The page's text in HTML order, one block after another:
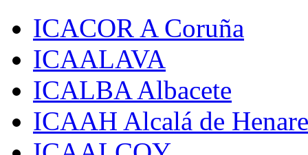
ICACOR A Coruña
ICAALAVA
ICALBA Albacete
ICAAH Alcalá de